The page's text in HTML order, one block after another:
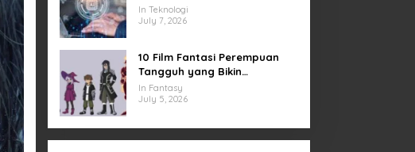
In Teknologi
July 7, 2026
10 Film Fantasi Perempuan
Tangguh yang Bikin
Terinspirasi, Termasuk Damsel
In Fantasy
July 5, 2026